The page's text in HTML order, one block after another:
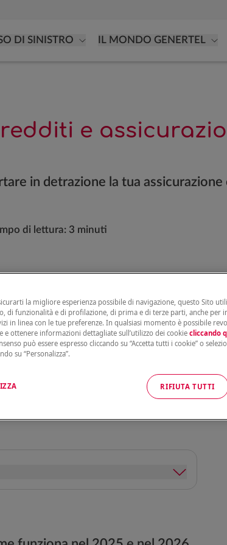
DI SINISTRO IL MONDO GENERTEL
e
in detrazione la tua assicurazione
di lettura: 3 minuti
offrire vantaggi concreti: protegge la
casi, ti consente di beneficiare di una
per la successivadichiarazione dei
diportare in detrazione il 19% del
daeventi calamitosi
rinnovate dal 1° gennaio 2018.
15, comma 1, lettera f-bis del TUIR
in vigore e prorogata anche per le
la migliore esperienza possibile di navigazione, questo Sito
di funzionalità e di profilazione, di prima e di terze parti, anche per
in linea con le tue preferenze. In qualsiasi momento è possibile
e ottenere informazioni dettagliate sull’utilizzo dei cookie cliccando
può essere espresso cliccando su “Accetta tutti i cookie” o
su “Personalizza”.
RIFIUTA TUTTI